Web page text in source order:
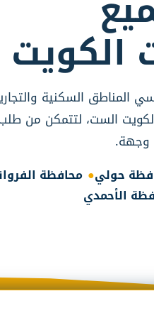
الكويت
المناطق السكنية
الست، لتتمكن من
وجهة.
حولي محافظة
الأحمدي